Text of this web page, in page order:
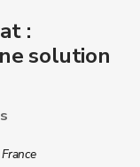
:
solution